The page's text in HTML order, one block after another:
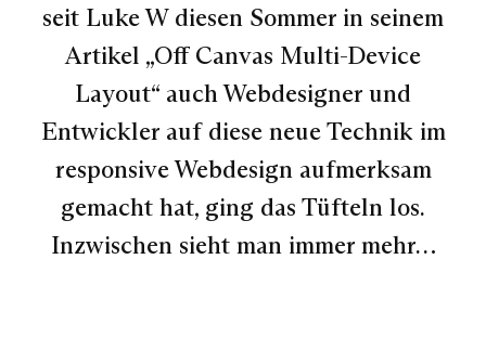
seit Luke W diesen Sommer in seinem
Artikel „Off Canvas Multi-Device
Layout“ auch Webdesigner und
Entwickler auf diese neue Technik im
responsive Webdesign aufmerksam
gemacht hat, ging das Tüfteln los.
Inzwischen sieht man immer mehr…